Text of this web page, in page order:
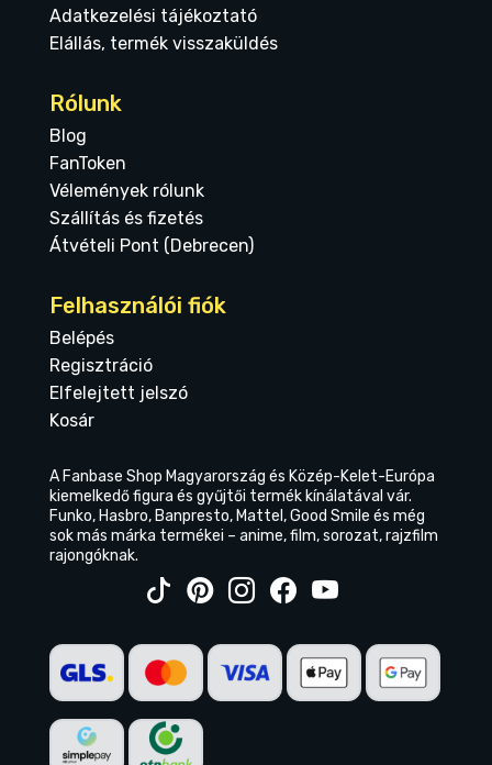
Adatkezelési tájékoztató
Elállás, termék visszaküldés
Rólunk
Blog
FanToken
Vélemények rólunk
Szállítás és fizetés
Átvételi Pont (Debrecen)
Felhasználói fiók
Belépés
Regisztráció
Elfelejtett jelszó
Kosár
A Fanbase Shop Magyarország és Közép-Kelet-Európa
kiemelkedő figura és gyűjtői termék kínálatával vár.
Funko, Hasbro, Banpresto, Mattel, Good Smile és még
sok más márka termékei – anime, film, sorozat, rajzfilm
rajongóknak.